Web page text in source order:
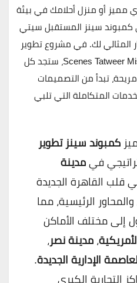
مميز أو منزل أحلامك في بيئة
كمبوند سينز المستقبل سيتي
المثالي لك. فيمشروع تطوير
Scenes Tatweer، ستجد كل
تبدأ من التصميمات
المتكاملة التي تلبي
كمبوند سينز تطوير
فيمدينة
قلب القاهرة الجديدة
الرئيسية، مما
إلى مختلف الأماكن
،مدينة نصر،
الإدارية الجديدة.
التجارية الكبرى